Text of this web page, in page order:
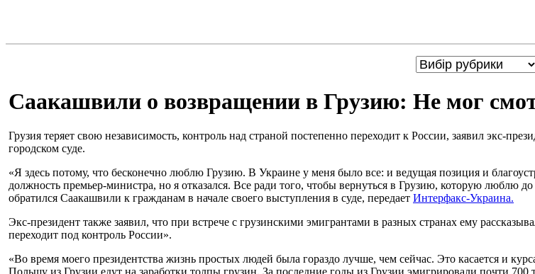
Саакашвили о возвращении в Грузию: Не мог
Грузия теряет свою независимость, контроль над страной постепенно переходит к России, заявил экс-
городском суде.
«Я здесь потому, что бесконечно люблю Грузию. В Украине у меня было все: и ведущая позиция и
должность премьер-министра, но я отказался. Все ради того, чтобы вернуться в Грузию, которую люблю
обратился Саакашвили к гражданам в начале своего выступления в суде, передает Интерфакс-Украина.
Экс-президент также заявил, что при встрече с грузинскими эмигрантами в разных странах ему
переходит под контроль России».
«Во время моего президентства жизнь простых людей была гораздо лучше, чем сейчас. Это касается и